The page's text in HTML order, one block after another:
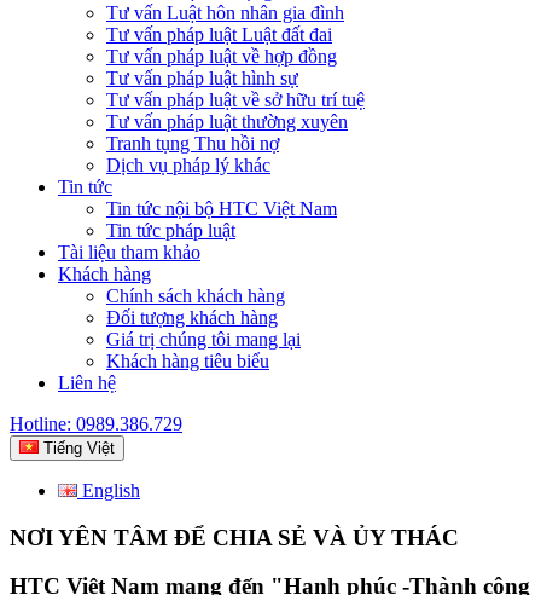
Tư vấn Luật hôn nhân gia đình
Tư vấn pháp luật Luật đất đai
Tư vấn pháp luật về hợp đồng
Tư vấn pháp luật hình sự
Tư vấn pháp luật về sở hữu trí tuệ
Tư vấn pháp luật thường xuyên
Tranh tụng Thu hồi nợ
Dịch vụ pháp lý khác
Tin tức
Tin tức nội bộ HTC Việt Nam
Tin tức pháp luật
Tài liệu tham khảo
Khách hàng
Chính sách khách hàng
Đối tượng khách hàng
Giá trị chúng tôi mang lại
Khách hàng tiêu biểu
Liên hệ
Hotline: 0989.386.729
Tiếng Việt
English
NƠI YÊN TÂM ĐỂ CHIA SẺ VÀ ỦY THÁC
HTC Việt Nam mang đến "Hạnh phúc -Thành công